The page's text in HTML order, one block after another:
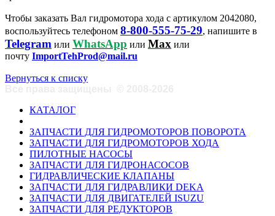
Чтобы заказать Вал гидромотора хода с артикулом 2042080,
воспользуйтесь телефоном 8-800-555-75-29, напишите в
Telegram или WhatsApp или Max или
почту ImportTehProd@mail.ru
Вернуться к списку
КАТАЛОГ
ЗАПЧАСТИ ДЛЯ ГИДРОМОТОРОВ ПОВОРОТА
ЗАПЧАСТИ ДЛЯ ГИДРОМОТОРОВ ХОДА
ПИЛОТНЫЕ НАСОСЫ
ЗАПЧАСТИ ДЛЯ ГИДРОНАСОСОВ
ГИДРАВЛИЧЕСКИЕ КЛАПАНЫ
ЗАПЧАСТИ ДЛЯ ГИДРАВЛИКИ DEKA
ЗАПЧАСТИ ДЛЯ ДВИГАТЕЛЕЙ ISUZU
ЗАПЧАСТИ ДЛЯ РЕДУКТОРОВ